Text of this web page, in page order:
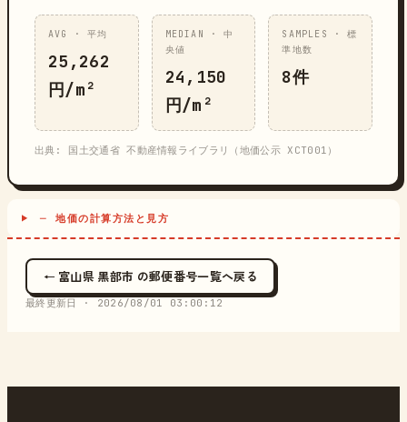
AVG · 平均
25,262
円/m²
MEDIAN · 中
央値
24,150
円/m²
SAMPLES · 標
準地数
8件
出典: 国土交通省 不動産情報ライブラリ（地価公示 XCT001）
─ 地価の計算方法と見方
← 富山県 黒部市 の郵便番号一覧へ戻る
最終更新日 · 2026/08/01 03:00:12